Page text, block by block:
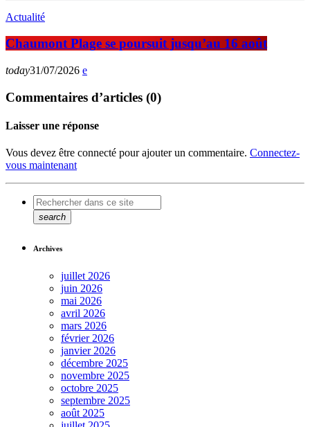
Actualité
Chaumont Plage se poursuit jusqu’au 16 août
today31/07/2026
Commentaires d’articles (0)
Laisser une réponse
Vous devez être connecté pour ajouter un commentaire. Connectez-
vous maintenant
search
Archives
juillet 2026
juin 2026
mai 2026
avril 2026
mars 2026
février 2026
janvier 2026
décembre 2025
novembre 2025
octobre 2025
septembre 2025
août 2025